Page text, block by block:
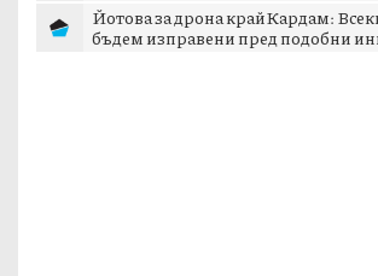
Йотова за дрона край Кардам:
бъдем изправени пред подобни